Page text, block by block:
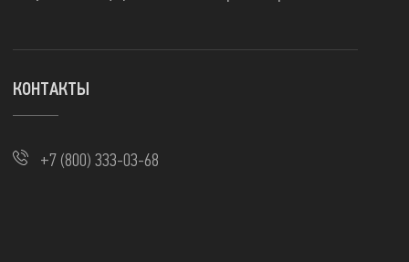
КОНТАКТЫ
+7 (800) 333-03-68